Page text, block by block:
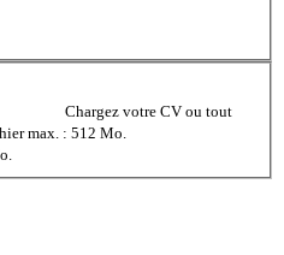
Chargez votre CV ou tout
max. : 512 Mo.